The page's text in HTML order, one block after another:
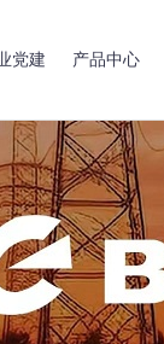
党建 产品中心